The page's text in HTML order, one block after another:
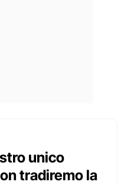
unico
tradiremo la